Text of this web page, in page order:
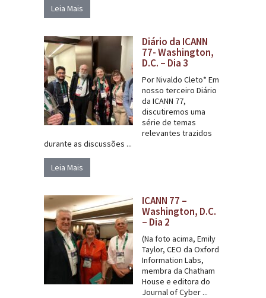
Leia Mais
Diário da ICANN
77- Washington,
D.C. – Dia 3
Por Nivaldo Cleto* Em
nosso terceiro Diário
da ICANN 77,
discutiremos uma
série de temas
relevantes trazidos
durante as discussões ...
Leia Mais
ICANN 77 –
Washington, D.C.
– Dia 2
(Na foto acima, Emily
Taylor, CEO da Oxford
Information Labs,
membra da Chatham
House e editora do
Journal of Cyber ...